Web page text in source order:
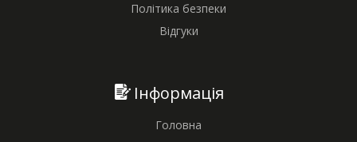
Політика безпеки
Відгуки
Інформація
Головна